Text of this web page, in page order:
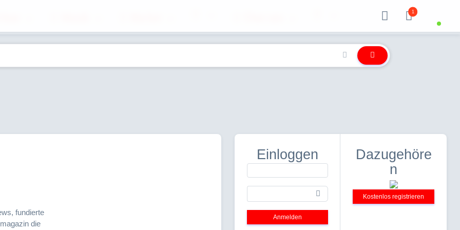
1
fundierte
die
Einloggen
Dazugehöre
n
Kostenlos registrieren